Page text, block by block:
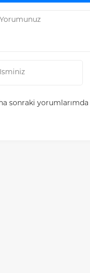
sonraki yorumlarımda